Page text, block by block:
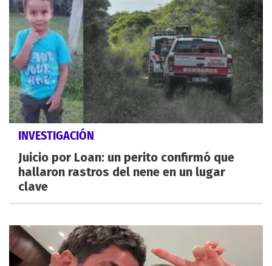
INVESTIGACIÓN
Juicio por Loan: un perito confirmó que
hallaron rastros del nene en un lugar
clave